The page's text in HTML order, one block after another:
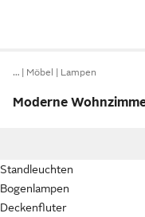
… Möbel Lampen
Moderne
Standleuchten
Bogenlampen
Deckenfluter